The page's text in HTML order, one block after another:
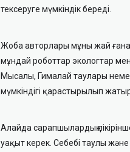
тексеруге мүмкіндік береді.
Жоба авторлары мұны жай
мұндай роботтар экологтар
Мысалы, Гималай таулары
мүмкіндігі қарастырылып
Алайда сарапшылардың
уақыт керек. Себебі таулы